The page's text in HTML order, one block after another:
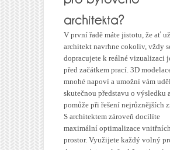
V první řadě máte jistotu, že ať
architekt navrhne cokoliv, vždy
dopracujete k reálné vizualizaci
před začátkem prací. 3D
mnohé napoví a umožní vám
skutečnou představu o výsledku a
pomůže při řešení nejrůznějších
S architektem zároveň docílíte
maximální optimalizace vnitřních
prostor. Využijete každý volný